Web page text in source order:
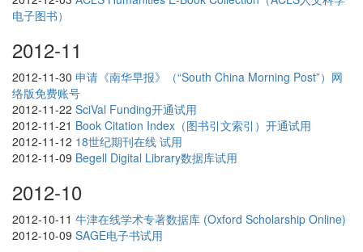
电子图书）
2012-11
2012-11-30 申请《南华早报》（“South China Morning Post”）网
络版免费账号
2012-11-22 SciVal Funding开通试用
2012-11-21 Book Citation Index（图书引文索引）开通试用
2012-11-12 18世纪期刊在线 试用
2012-11-09 Begell Digital Library数据库试用
2012-10
2012-10-11 牛津在线学术专著数据库 (Oxford Scholarship Online)
2012-10-09 SAGE电子书试用